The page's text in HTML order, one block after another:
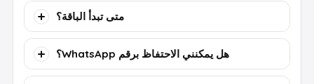
متى تبدأ الباقة؟
هل يمكنني الاحتفاظ برقم WhatsApp؟